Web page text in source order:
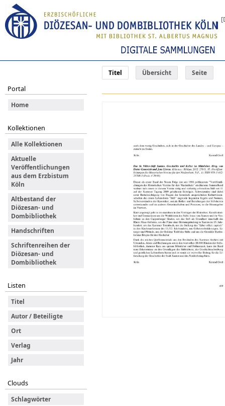
Titel Übersicht Seite
Portal
Home
Kollektionen
Alle Kollektionen
Aktuelle
Veröffentlichungen
aus dem Erzbistum
Köln
Altbestand der
Diözesan- und
Dombibliothek
Handschriften
Schriftenreihen der
Diözesan- und
Dombibliothek
Listen
Titel
Autor / Beteiligte
Ort
Verlag
Jahr
Clouds
Schlagwörter